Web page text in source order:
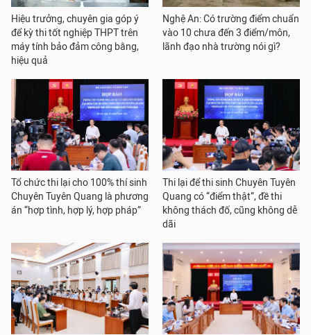
Hiệu trưởng, chuyên gia góp ý
để kỳ thi tốt nghiệp THPT trên
máy tính bảo đảm công bằng,
hiệu quả
Nghệ An: Có trường điểm chuẩn
vào 10 chưa đến 3 điểm/môn,
lãnh đạo nhà trường nói gì?
Tổ chức thi lại cho 100% thí sinh
Chuyên Tuyên Quang là phương
án “hợp tình, hợp lý, hợp pháp”
Thi lại để thi sinh Chuyên Tuyên
Quang có “điểm thật”, đề thi
không thách đố, cũng không dễ
dãi